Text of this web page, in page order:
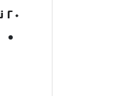
٢٠ نوفمبر